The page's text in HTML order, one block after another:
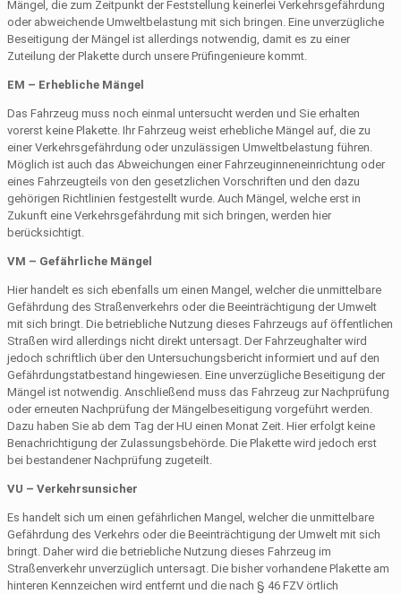
Mängel, die zum Zeitpunkt der Feststellung keinerlei Verkehrsgefährdung
oder abweichende Umweltbelastung mit sich bringen. Eine unverzügliche
Beseitigung der Mängel ist allerdings notwendig, damit es zu einer
Zuteilung der Plakette durch unsere Prüfingenieure kommt.
EM – Erhebliche Mängel
Das Fahrzeug muss noch einmal untersucht werden und Sie erhalten
vorerst keine Plakette. Ihr Fahrzeug weist erhebliche Mängel auf, die zu
einer Verkehrsgefährdung oder unzulässigen Umweltbelastung führen.
Möglich ist auch das Abweichungen einer Fahrzeuginneneinrichtung oder
eines Fahrzeugteils von den gesetzlichen Vorschriften und den dazu
gehörigen Richtlinien festgestellt wurde. Auch Mängel, welche erst in
Zukunft eine Verkehrsgefährdung mit sich bringen, werden hier
berücksichtigt.
VM – Gefährliche Mängel
Hier handelt es sich ebenfalls um einen Mangel, welcher die unmittelbare
Gefährdung des Straßenverkehrs oder die Beeinträchtigung der Umwelt
mit sich bringt. Die betriebliche Nutzung dieses Fahrzeugs auf öffentlichen
Straßen wird allerdings nicht direkt untersagt. Der Fahrzeughalter wird
jedoch schriftlich über den Untersuchungsbericht informiert und auf den
Gefährdungstatbestand hingewiesen. Eine unverzügliche Beseitigung der
Mängel ist notwendig. Anschließend muss das Fahrzeug zur Nachprüfung
oder erneuten Nachprüfung der Mängelbeseitigung vorgeführt werden.
Dazu haben Sie ab dem Tag der HU einen Monat Zeit. Hier erfolgt keine
Benachrichtigung der Zulassungsbehörde. Die Plakette wird jedoch erst
bei bestandener Nachprüfung zugeteilt.
VU – Verkehrsunsicher
Es handelt sich um einen gefährlichen Mangel, welcher die unmittelbare
Gefährdung des Verkehrs oder die Beeinträchtigung der Umwelt mit sich
bringt. Daher wird die betriebliche Nutzung dieses Fahrzeug im
Straßenverkehr unverzüglich untersagt. Die bisher vorhandene Plakette am
hinteren Kennzeichen wird entfernt und die nach § 46 FZV örtlich